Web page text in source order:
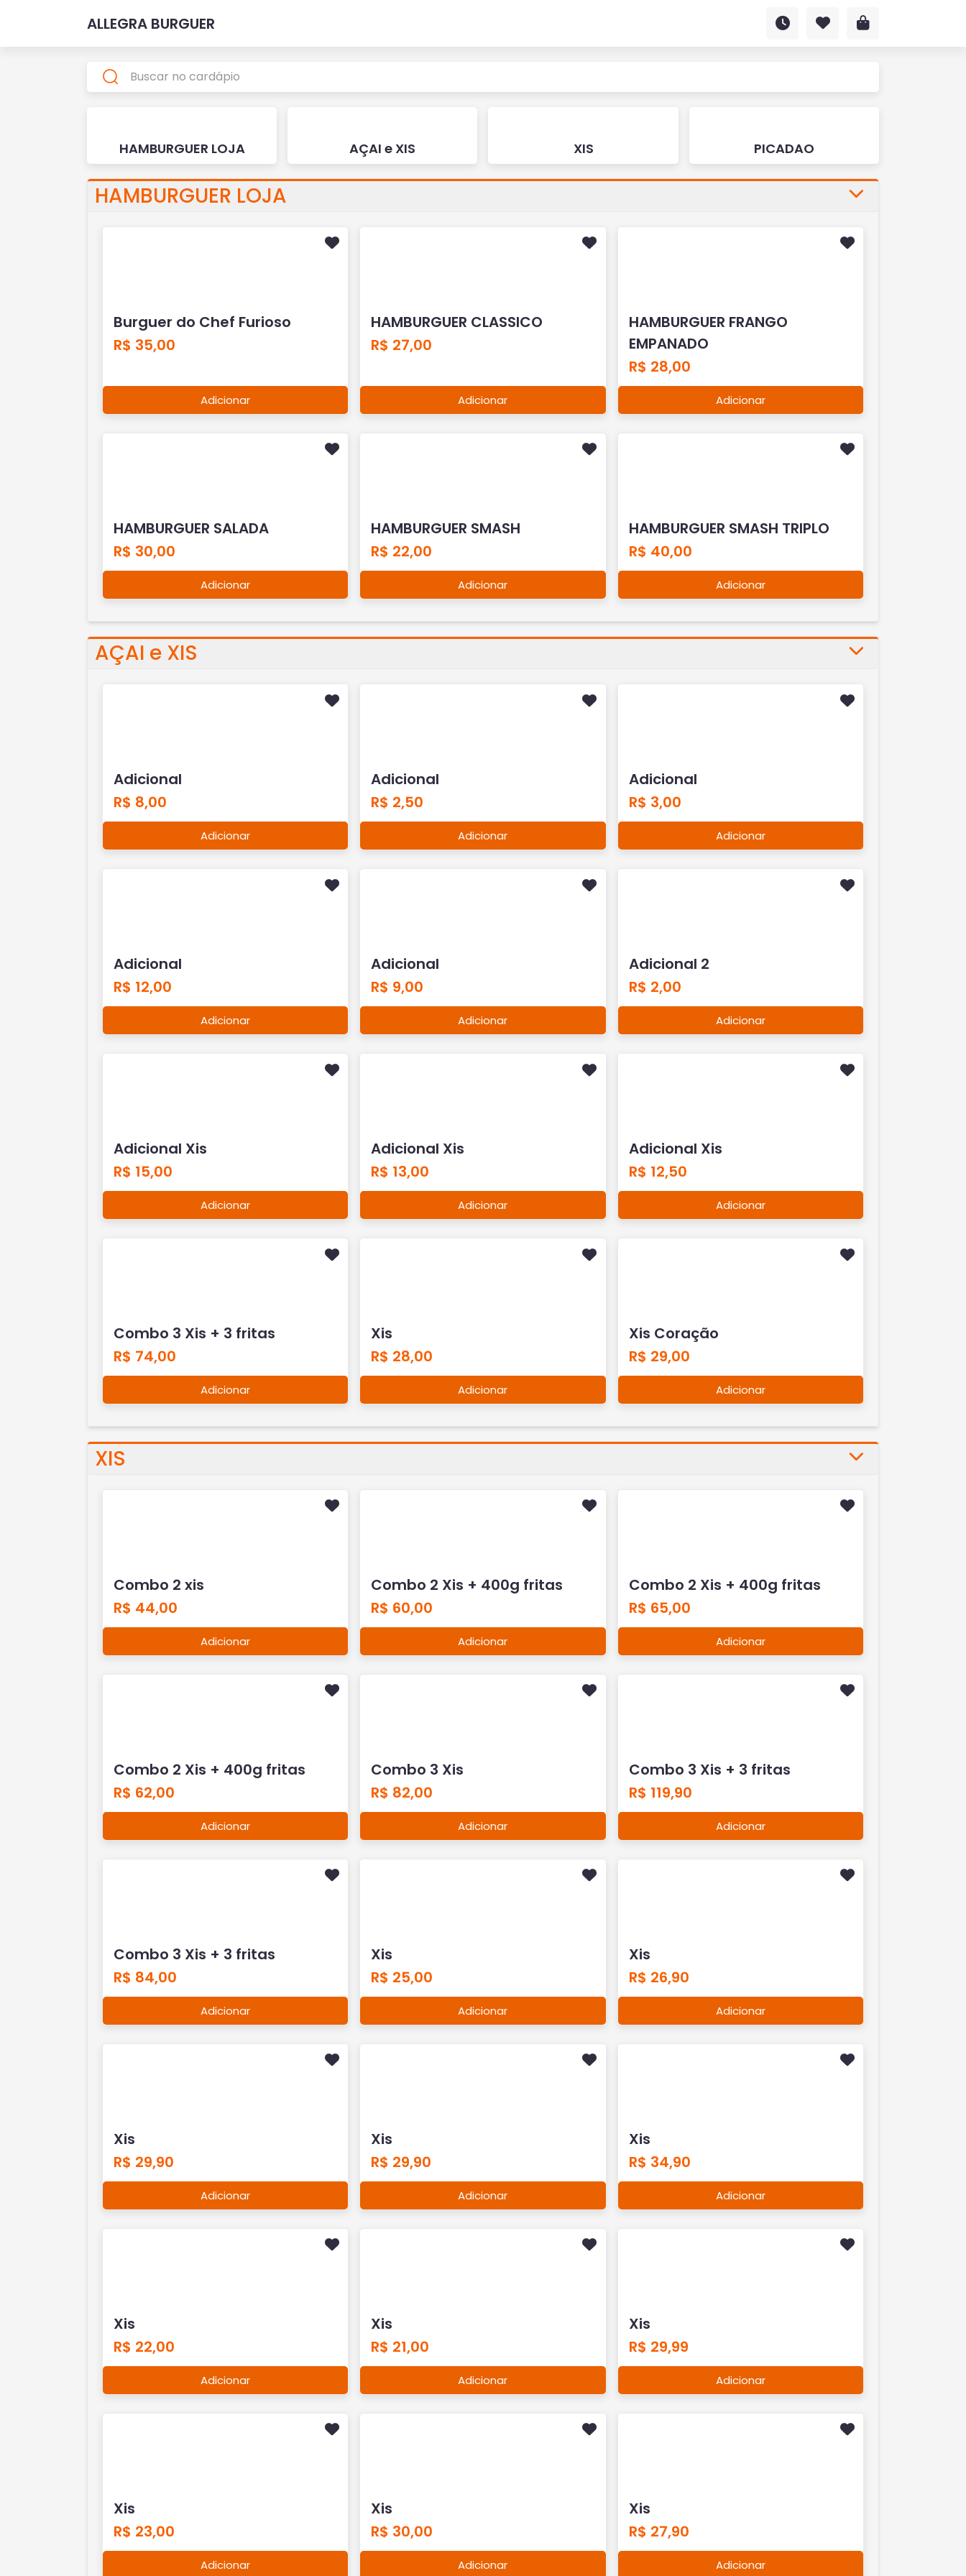
ALLEGRA BURGUER
HAMBURGUER LOJA AÇAI e XIS XIS PICADAO
HAMBURGUER LOJA
Burguer do Chef Furioso
R$ 35,00
Adicionar
HAMBURGUER CLASSICO
R$ 27,00
Adicionar
HAMBURGUER FRANGO
EMPANADO
R$ 28,00
Adicionar
HAMBURGUER SALADA
R$ 30,00
Adicionar
HAMBURGUER SMASH
R$ 22,00
Adicionar
HAMBURGUER SMASH TRIPLO
R$ 40,00
Adicionar
AÇAI e XIS
Adicional
R$ 8,00
Adicionar
Adicional
R$ 2,50
Adicionar
Adicional
R$ 3,00
Adicionar
Adicional
R$ 12,00
Adicionar
Adicional
R$ 9,00
Adicionar
Adicional 2
R$ 2,00
Adicionar
Adicional Xis
R$ 15,00
Adicionar
Adicional Xis
R$ 13,00
Adicionar
Adicional Xis
R$ 12,50
Adicionar
Combo 3 Xis + 3 fritas
R$ 74,00
Adicionar
Xis
R$ 28,00
Adicionar
Xis Coração
R$ 29,00
Adicionar
XIS
Combo 2 xis
R$ 44,00
Adicionar
Combo 2 Xis + 400g fritas
R$ 60,00
Adicionar
Combo 2 Xis + 400g fritas
R$ 65,00
Adicionar
Combo 2 Xis + 400g fritas
R$ 62,00
Adicionar
Combo 3 Xis
R$ 82,00
Adicionar
Combo 3 Xis + 3 fritas
R$ 119,90
Adicionar
Combo 3 Xis + 3 fritas
R$ 84,00
Adicionar
Xis
R$ 25,00
Adicionar
Xis
R$ 26,90
Adicionar
Xis
R$ 29,90
Adicionar
Xis
R$ 29,90
Adicionar
Xis
R$ 34,90
Adicionar
Xis
R$ 22,00
Adicionar
Xis
R$ 21,00
Adicionar
Xis
R$ 29,99
Adicionar
Xis
R$ 23,00
Adicionar
Xis
R$ 30,00
Adicionar
Xis
R$ 27,90
Adicionar